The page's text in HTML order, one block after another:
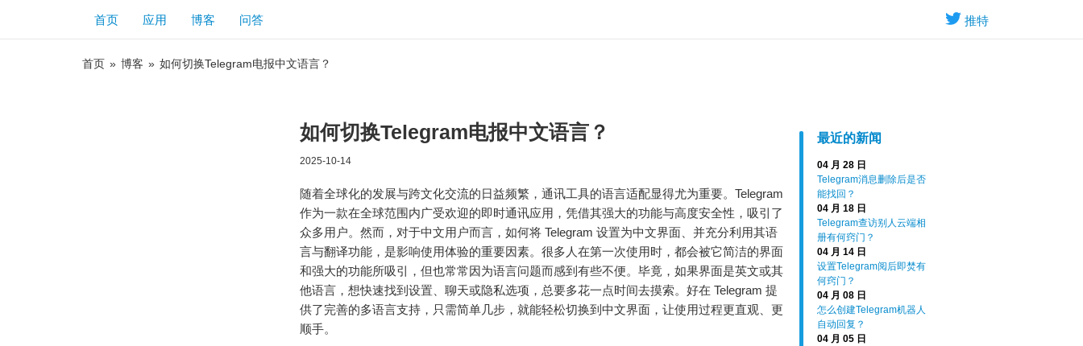
推特
首页 应用 博客 问答
首页 » 博客 » 如何切换Telegram电报中文语言？
最近的新闻
04 月 28 日
Telegram消息删除后是否
能找回？
04 月 18 日
Telegram查访别人云端相
册有何窍门？
04 月 14 日
设置Telegram阅后即焚有
何窍门？
04 月 08 日
怎么创建Telegram机器人
自动回复？
04 月 05 日
如何切换Telegram电报中文语言？
2025-10-14
随着全球化的发展与跨文化交流的日益频繁，通讯工具的语言适配显得尤为重要。Telegram
作为一款在全球范围内广受欢迎的即时通讯应用，凭借其强大的功能与高度安全性，吸引了
众多用户。然而，对于中文用户而言，如何将 Telegram 设置为中文界面、并充分利用其语
言与翻译功能，是影响使用体验的重要因素。很多人在第一次使用时，都会被它简洁的界面
和强大的功能所吸引，但也常常因为语言问题而感到有些不便。毕竟，如果界面是英文或其
他语言，想快速找到设置、聊天或隐私选项，总要多花一点时间去摸索。好在 Telegram 提
供了完善的多语言支持，只需简单几步，就能轻松切换到中文界面，让使用过程更直观、更
顺手。